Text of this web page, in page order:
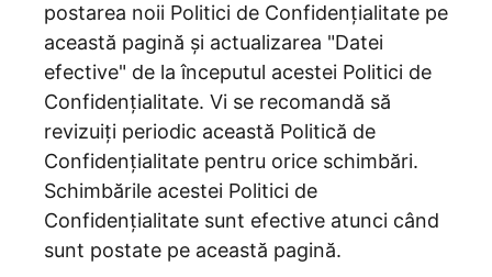
postarea noii Politici de Confidențialitate pe
această pagină și actualizarea "Datei
efective" de la începutul acestei Politici de
Confidențialitate. Vi se recomandă să
revizuiți periodic această Politică de
Confidențialitate pentru orice schimbări.
Schimbările acestei Politici de
Confidențialitate sunt efective atunci când
sunt postate pe această pagină.